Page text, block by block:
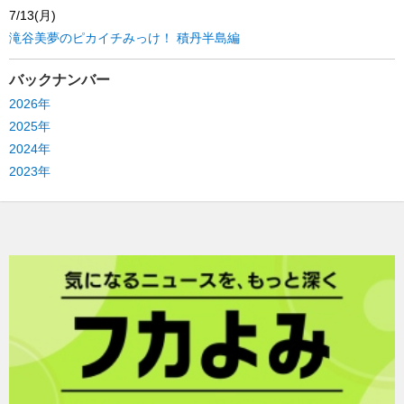
7/13(月)
滝谷美夢のピカイチみっけ！ 積丹半島編
バックナンバー
2026年
2025年
2024年
2023年